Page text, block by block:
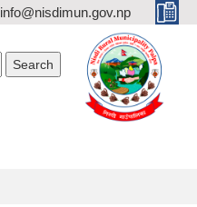
info@nisdimun.gov.np